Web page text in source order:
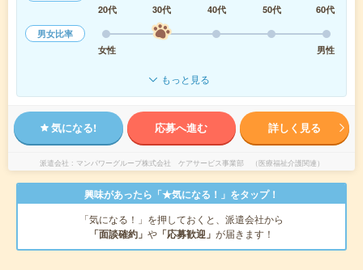
20代
30代 40代 50代
60代
男女比率
女性
男性
もっと見る
気になる! 応募へ進む 詳しく見る
派遣会社 マンパワーグループ株式会社 ケアサービス事業部 （医療福祉介護関連）
興味があったら「★気になる！」をタップ！
「気になる！」を押しておくと、派遣会社から
「面談確約」 や 「応募歓迎」 が届きます！